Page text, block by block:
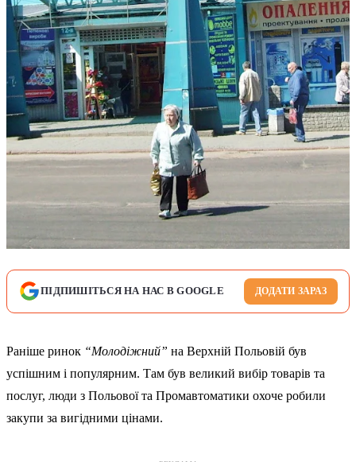
ПІДПИШІТЬСЯ НА НАС В GOOGLE ДОДАТИ ЗАРАЗ
Раніше ринок “Молодіжний” на Верхній Польовій був
успішним і популярним. Там був великий вибір товарів та
послуг, люди з Польової та Промавтоматики охоче робили
закупи за вигідними цінами.